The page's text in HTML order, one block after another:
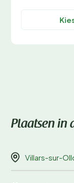
Plaatsen in
Villars-sur-